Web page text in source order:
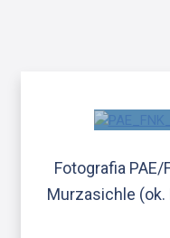
Fotografia
Murzasichle